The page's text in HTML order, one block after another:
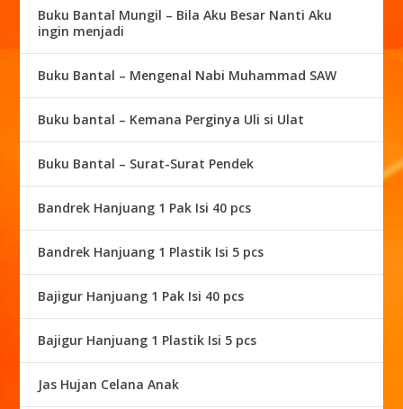
Buku Bantal Mungil – Bila Aku Besar Nanti Aku
ingin menjadi
Buku Bantal – Mengenal Nabi Muhammad SAW
Buku bantal – Kemana Perginya Uli si Ulat
Buku Bantal – Surat-Surat Pendek
Bandrek Hanjuang 1 Pak Isi 40 pcs
Bandrek Hanjuang 1 Plastik Isi 5 pcs
Bajigur Hanjuang 1 Pak Isi 40 pcs
Bajigur Hanjuang 1 Plastik Isi 5 pcs
Jas Hujan Celana Anak